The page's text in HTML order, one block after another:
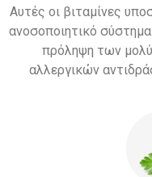
Αυτές οι βιταμίνες
ανοσοποιητικό
πρόληψη των
αλλεργικών